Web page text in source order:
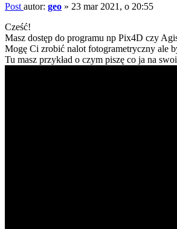
Post autor: geo » 23 mar 2021, o 20:55
Cześć!
Masz dostęp do programu np Pix4D czy
Mogę Ci zrobić nalot fotogrametryczny ale
Tu masz przykład o czym piszę co ja na